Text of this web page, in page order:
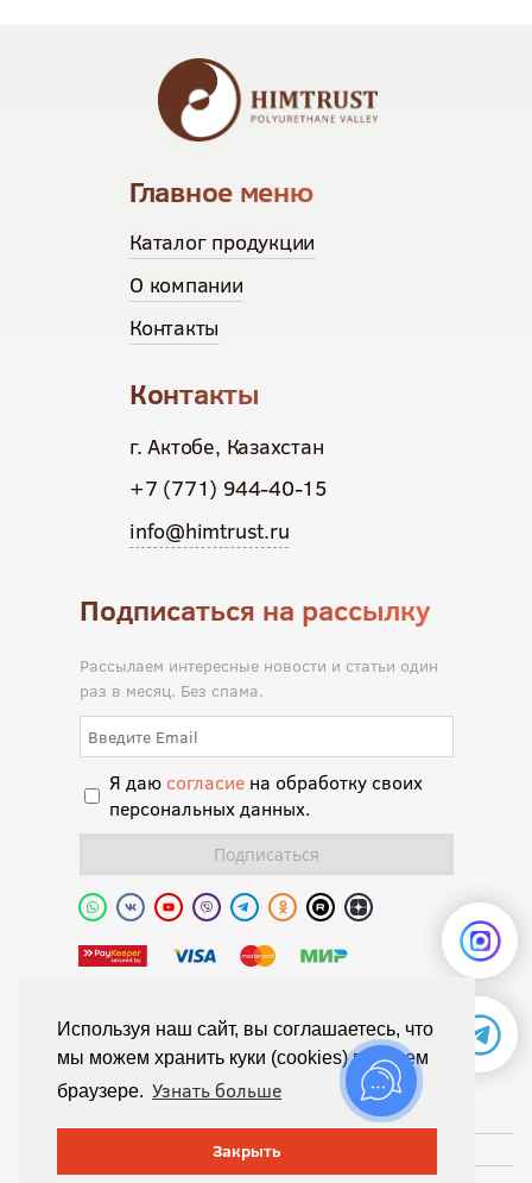
Используя наш сайт, вы соглашаетесь, что
мы можем хранить куки (cookies) в вашем
браузере. Узнать больше
Закрыть
Главное меню
Каталог продукции
О компании
Контакты
Контакты
г. Актобе, Казахстан
+7 (771) 944-40-15
info@himtrust.ru
Подписаться на рассылку
Рассылаем интересные новости и статьи один
раз в месяц. Без спама.
Я даю согласиена обработку своих
персональных данных.
Полиуретановая долина.
© Химтраст,
Политика конфиденциальности
Положение об обработке персональных данных
Публичная оферта